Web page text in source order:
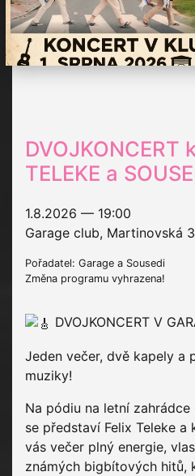
DVOJKONCERT
TELEKE a
1.8.2026 — 19:00
Garage club, Martinovská
Pořadatel: Garage a Sousedi
Změna programu vyhrazena!
DVOJKONCERT V
Jeden večer, dvě kapely a
muziky!
Na pódiu na letní zahrádce
se představí Felix Teleke a
vás večer plný energie,
známých bigbítových hitů,